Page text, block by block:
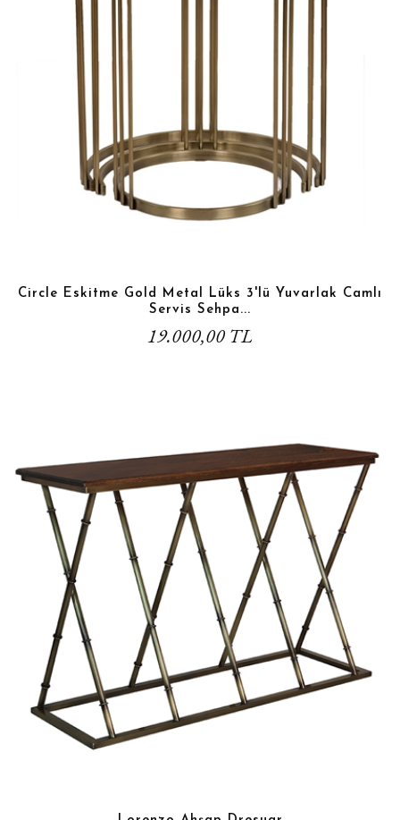
Circle Eskitme Gold Metal Lüks 3'lü Yuvarlak Camlı
Servis Sehpa...
19.000,00 TL